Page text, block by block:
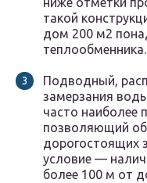
такой
дом 200 м2
теплообменника.
Подводный,
замерзания
часто наиболее
позволяющий
дорогостоящих
условие —
более 100 м от